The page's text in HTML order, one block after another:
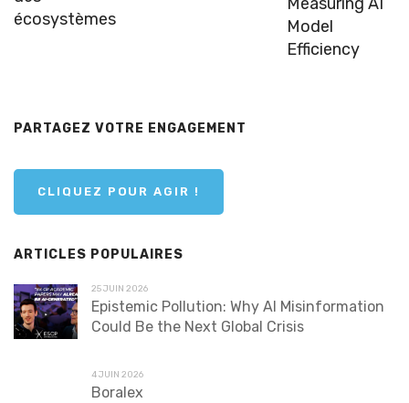
écosystèmes
Model
Efficiency
PARTAGEZ VOTRE ENGAGEMENT
CLIQUEZ POUR AGIR !
ARTICLES POPULAIRES
25 JUIN 2026
Epistemic Pollution: Why AI Misinformation
Could Be the Next Global Crisis
4 JUIN 2026
Boralex